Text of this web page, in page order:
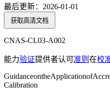
最后更新： 2026-01-01
获取高清文档
CNAS-CL03-A002
能力验证提供者认可准则 在校
Calibration